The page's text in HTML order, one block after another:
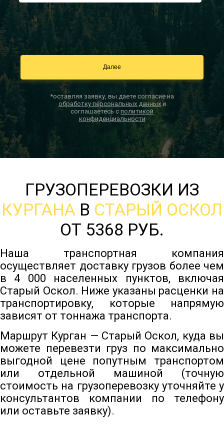
*оставляя заявку, вы даете согласие на
обработку персональных данныхи
соглашаетесь с политикой
конфиденциальности
ГРУЗОПЕРЕВОЗКИ ИЗ
КУРГАНА В СТАРЫЙ ОСКОЛ
ОТ 5368 РУБ.
Наша транспортная компания
осуществляет доставку грузов более чем
в 4 000 населенных пунктов, включая
Старый Оскол. Ниже указаны расценки на
транспортировку, которые напрямую
зависят от тоннажа транспорта.
Маршрут Курган — Старый Оскол, куда вы
можете перевезти груз по максимально
выгодной цене попутным транспортом
или отдельной машиной (точную
стоимость на грузоперевозку уточняйте у
консультантов компании по телефону
или оставьте заявку).